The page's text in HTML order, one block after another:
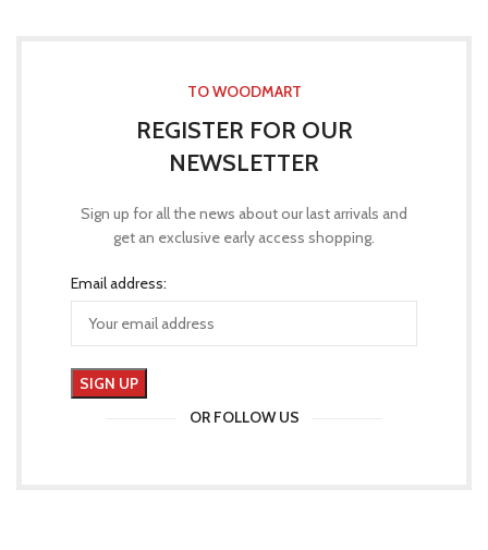
TO WOODMART
REGISTER FOR OUR
NEWSLETTER
Sign up for all the news about our last arrivals and
get an exclusive early access shopping.
Email address:
OR FOLLOW US